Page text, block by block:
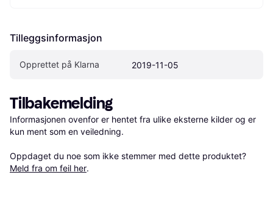
Tilleggsinformasjon
Opprettet på Klarna 2019-11-05
Tilbakemelding
Informasjonen ovenfor er hentet fra ulike eksterne kilder og er
kun ment som en veiledning.
Oppdaget du noe som ikke stemmer med dette produktet?
Meld fra om feil her.